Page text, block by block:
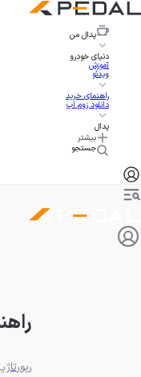
پدال من
دنیای خودرو
آموزش
ویدئو
راهنمای خرید
دانلود زوم اپ
پدال
بیشتر
جستجو
رپورتاژ